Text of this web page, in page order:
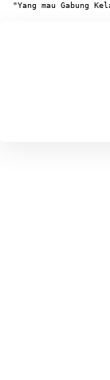
"Yang mau Gabung